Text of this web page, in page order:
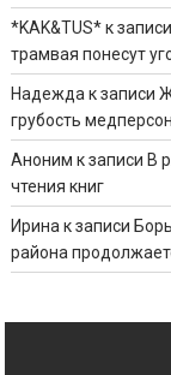
*KAK&TUS*к записи
трамвая понесут
Надежда к записи
грубость
Аноним к записи В
чтения книг
Ирина к записи
района